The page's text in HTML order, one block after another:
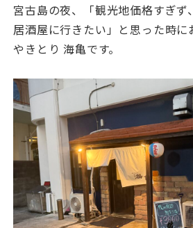
宮古島の夜、「観光地価格すぎず
居酒屋に行きたい」と思った時
やきとり 海亀です。